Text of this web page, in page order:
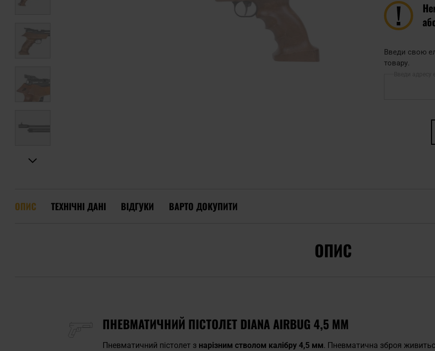
Введи свою
товару.
ОПИС ТЕХНІЧНІ ДАНІ ВІДГУКИ ВАРТО ДОКУПИТИ
ОПИС
ПНЕВМАТИЧНИЙ ПІСТОЛЕТ DIANA AIRBUG 4,5 ММ
Пневматичний пістолет з нарізним стволом калібру 4,5 мм. Пневматична зброя